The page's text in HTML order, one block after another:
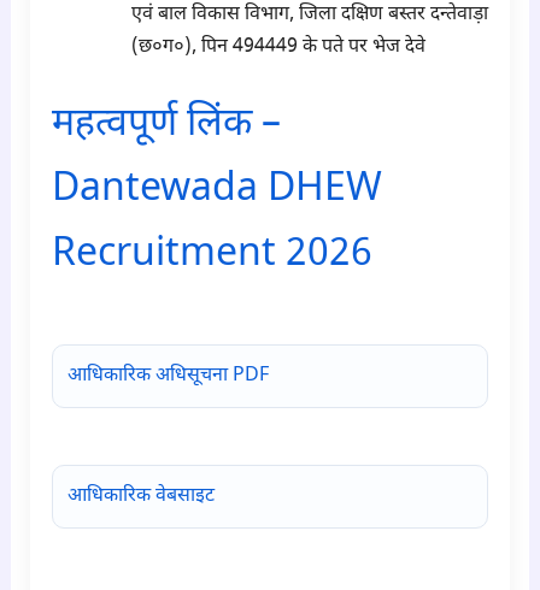
एवं बाल विकास विभाग, जिला दक्षिण बस्तर दन्तेवाड़ा
(छ०ग०), पिन 494449 के पते पर भेज देवे
महत्वपूर्ण लिंक –
Dantewada DHEW
Recruitment 2026
आधिकारिक अधिसूचना PDF
आधिकारिक वेबसाइट